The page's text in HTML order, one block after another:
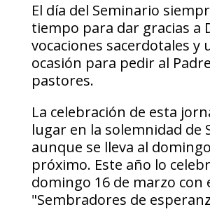
El día del Seminario
tiempo para dar gracias a
vocaciones sacerdotales y
ocasión para pedir al
pastores.
La celebración de esta
lugar en la solemnidad de
aunque se lleva al
próximo. Este año lo
domingo 16 de marzo con
"Sembradores de